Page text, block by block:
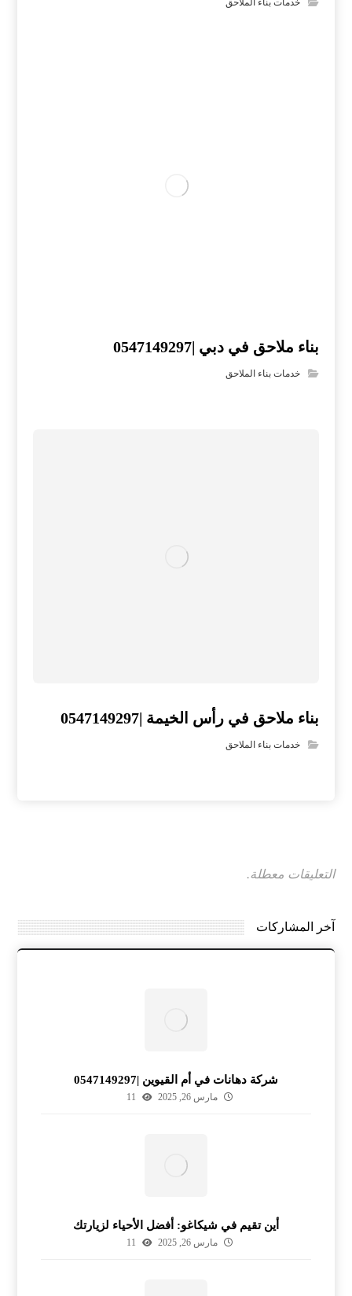
خدمات بناء الملاحق
بناء ملاحق في دبي |0547149297
خدمات بناء الملاحق
بناء ملاحق في رأس الخيمة |0547149297
خدمات بناء الملاحق
التعليقات معطلة.
آخر المشاركات
شركة دهانات في أم القيوين |0547149297
مارس 26, 2025 11
أين تقيم في شيكاغو: أفضل الأحياء لزيارتك
مارس 26, 2025 11